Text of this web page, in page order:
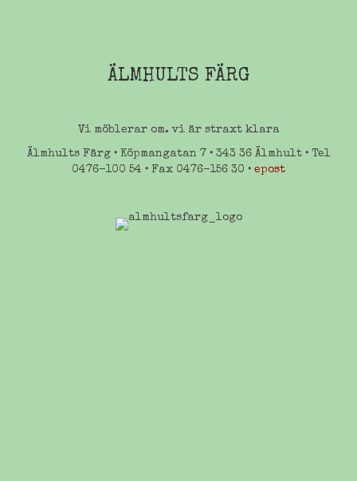
ÄLMHULTS FÄRG
Vi möblerar om. vi är straxt klara
Älmhults Färg • Köpmangatan 7 • 343 36 Älmhult • Tel
0476-100 54 • Fax 0476-156 30 • epost